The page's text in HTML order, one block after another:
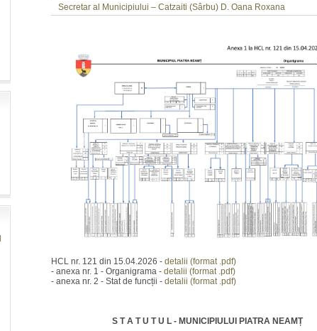
Secretar al Municipiului – Catzaiti (Sârbu) D. Oana Roxana
HCL nr. 121 din 15.04.2026 - detalii (format .pdf)
- anexa nr. 1 - Organigrama - detalii (format .pdf)
- anexa nr. 2 - Stat de funcții - detalii (format .pdf)
S T A T U T U L - MUNICIPIULUI PIATRA NEAMȚ